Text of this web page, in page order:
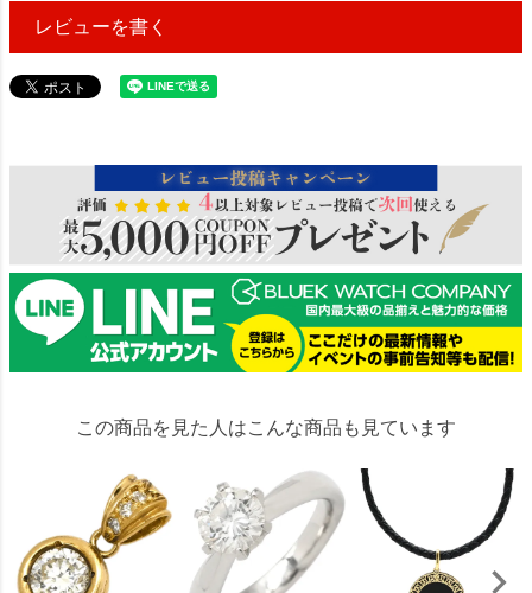
レビューを書く
この商品を見た人はこんな商品も見ています